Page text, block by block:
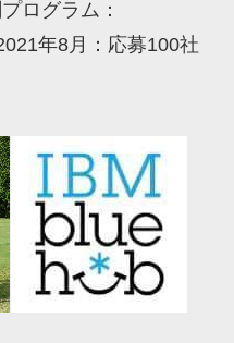
ログラム：
年8月：応募100社